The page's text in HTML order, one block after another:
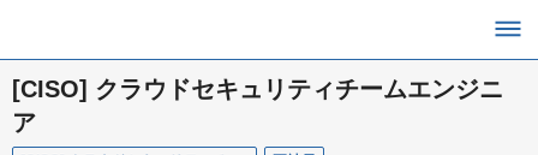
[CISO] クラウドセキュリティチームエンジニ
ア